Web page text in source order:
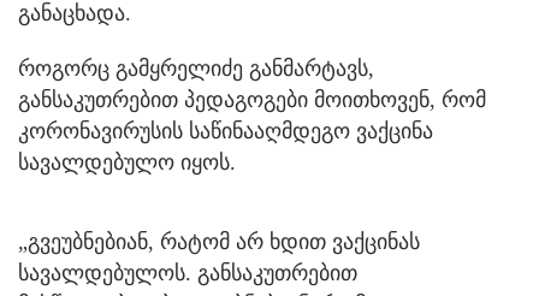
განაცხადა.
როგორც გამყრელიძე განმარტავს,
განსაკუთრებით პედაგოგები მოითხოვენ, რომ
კორონავირუსის საწინააღმდეგო ვაქცინა
სავალდებულო იყოს.
„გვეუბნებიან, რატომ არ ხდით ვაქცინას
სავალდებულოს. განსაკუთრებით